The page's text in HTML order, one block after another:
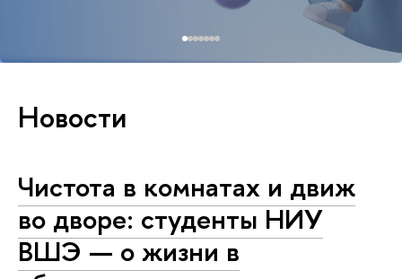
Новости
Чистота в комнатах и движ
во дворе: студенты НИУ
ВШЭ — о жизни в